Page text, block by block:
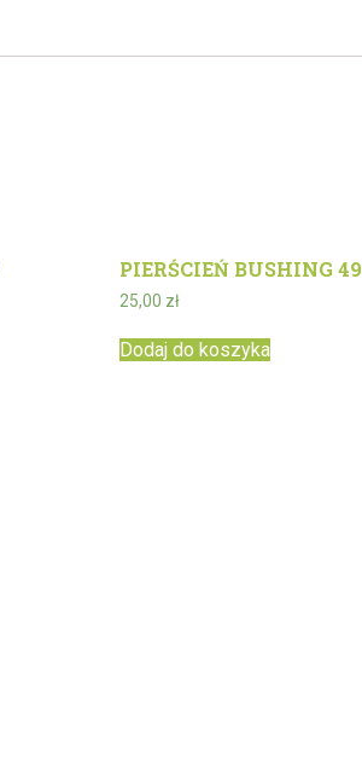
PIERŚCIEŃ BUSHING
25,00 zł
Dodaj do koszyka